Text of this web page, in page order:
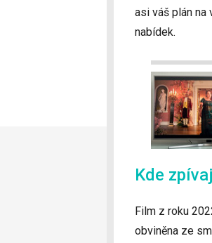
asi váš plán na
nabídek.
Kde
Film z roku
obviněna ze